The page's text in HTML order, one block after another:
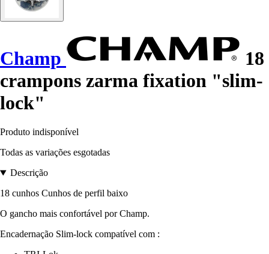
Champ
18
crampons zarma fixation "slim-
lock"
Produto indisponível
Todas as variações esgotadas
Descrição
18 cunhos Cunhos de perfil baixo
O gancho mais confortável por Champ.
Encadernação Slim-lock compatível com :